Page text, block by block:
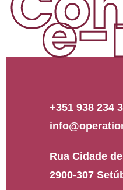
e-
+351 938 234
Rua Cidade
2900-307